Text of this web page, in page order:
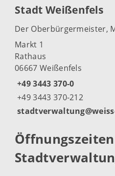
Stadt Weißenfels
Der Oberbürgermeister,
Markt 1
Rathaus
06667 Weißenfels
+49 3443 370-0
+49 3443 370-212